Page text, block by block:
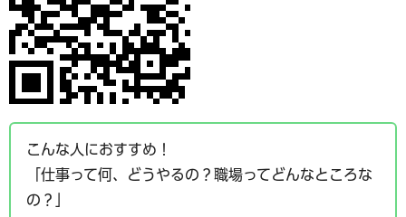
こんな人におすすめ！
「仕事って何、どうやるの？職場ってどんなところな
の？」